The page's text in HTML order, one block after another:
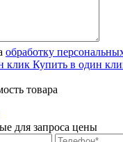
обработку
Купить в один
товара
для запроса цены